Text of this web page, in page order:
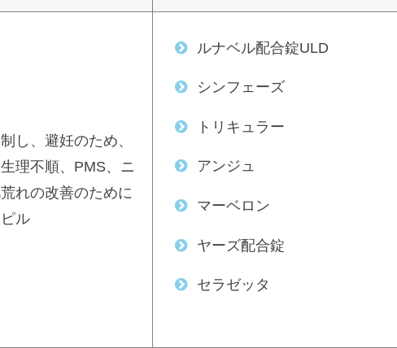
し、避妊のため、
理不順、PMS、ニ
れの改善のために
ル
ルナベル配合錠ULD
シンフェーズ
トリキュラー
アンジュ
マーベロン
ヤーズ配合錠
セラゼッタ